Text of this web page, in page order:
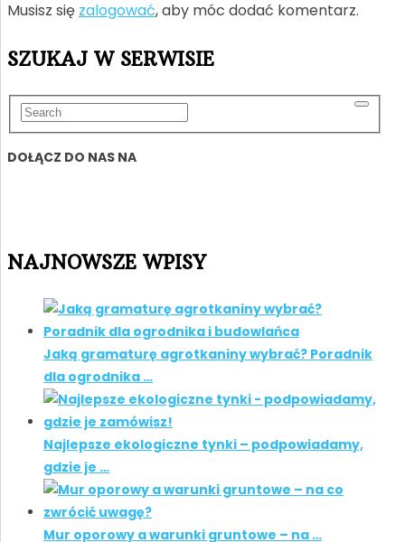
Musisz się zalogować, aby móc dodać komentarz.
SZUKAJ W SERWISIE
DOŁĄCZ DO NAS NA
NAJNOWSZE WPISY
Jaką gramaturę agrotkaniny wybrać? Poradnik
dla ogrodnika …
Najlepsze ekologiczne tynki – podpowiadamy,
gdzie je …
Mur oporowy a warunki gruntowe – na …